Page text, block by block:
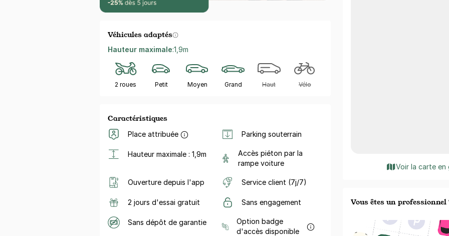
Véhicules adaptés
Hauteur maximale:1,9m
2 roues Petit Moyen Grand Haut Vélo
Caractéristiques
Place attribuée Parking souterrain
Hauteur maximale : 1,9m
Accès piéton par la
rampe voiture
Ouverture depuis l'app Service client (7j/7)
2 jours d'essai gratuit Sans engagement
Sans dépôt de garantie
Option badge
d'accès disponible
Voir la carte en
Vous êtes un professionnel